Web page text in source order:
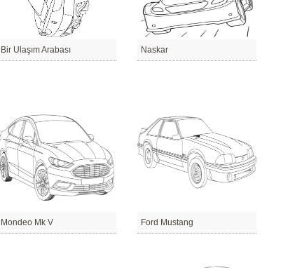
Bir Ulaşım Arabası Naskar
Mondeo Mk V Ford Mustang